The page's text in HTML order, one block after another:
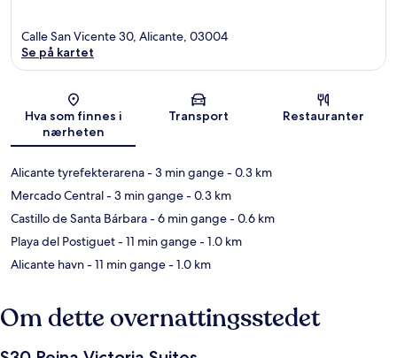
Kart
Calle San Vicente 30, Alicante, 03004
Se på kartet
Hva som finnes i
nærheten
Transport Restauranter
Alicante tyrefekterarena- 3 min gange- 0.3 km
Mercado Central- 3 min gange- 0.3 km
Castillo de Santa Bárbara- 6 min gange- 0.6 km
Playa del Postiguet- 11 min gange- 1.0 km
Alicante havn- 11 min gange- 1.0 km
Om dette overnattingsstedet